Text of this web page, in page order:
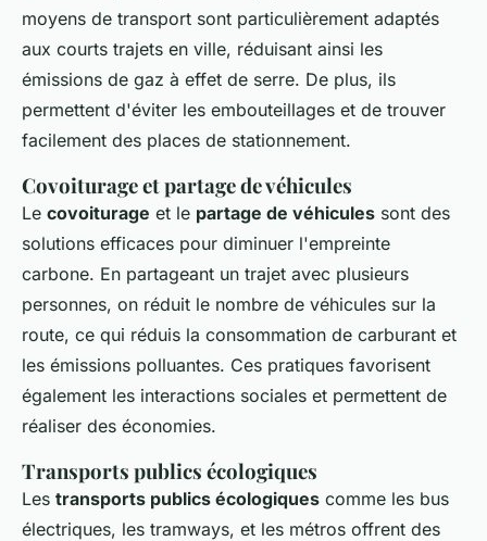
moyens de transport sont particulièrement adaptés
aux courts trajets en ville, réduisant ainsi les
émissions de gaz à effet de serre. De plus, ils
permettent d'éviter les embouteillages et de trouver
facilement des places de stationnement.
Covoiturage et partage de véhicules
Le covoiturage et le partage de véhicules sont des
solutions efficaces pour diminuer l'empreinte
carbone. En partageant un trajet avec plusieurs
personnes, on réduit le nombre de véhicules sur la
route, ce qui réduis la consommation de carburant et
les émissions polluantes. Ces pratiques favorisent
également les interactions sociales et permettent de
réaliser des économies.
Transports publics écologiques
Les transports publics écologiques comme les bus
électriques, les tramways, et les métros offrent des